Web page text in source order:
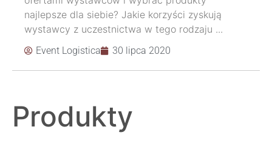
najlepsze dla siebie? Jakie korzyści zyskują
wystawcy z uczestnictwa w tego rodzaju ...
Event Logistica 30 lipca 2020
Produkty